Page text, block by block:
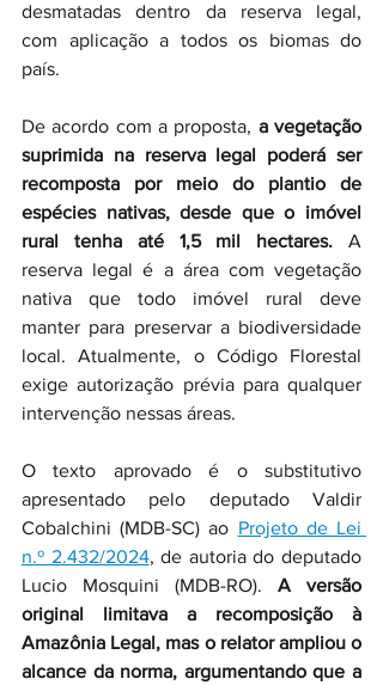
desmatadas dentro da reserva legal,
com aplicação a todos os biomas do
país.
De acordo com a proposta, a vegetação
suprimida na reserva legal poderá ser
recomposta por meio do plantio de
espécies nativas, desde que o imóvel
rural tenha até 1,5 mil hectares. A
reserva legal é a área com vegetação
nativa que todo imóvel rural deve
manter para preservar a biodiversidade
local. Atualmente, o Código Florestal
exige autorização prévia para qualquer
intervenção nessas áreas.
O texto aprovado é o substitutivo
apresentado pelo deputado Valdir
Cobalchini (MDB-SC) ao Projeto de Lei
n.º 2.432/2024, de autoria do deputado
Lucio Mosquini (MDB-RO). A versão
original limitava a recomposição à
Amazônia Legal, mas o relator ampliou o
alcance da norma, argumentando que a